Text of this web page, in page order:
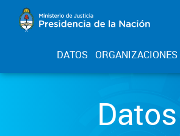
DATOS ORGANIZACIONES
Datos